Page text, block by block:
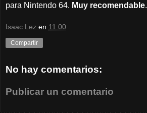
para Nintendo 64. Muy recomendable.
Isaac Lez en 11:00
Compartir
No hay comentarios:
Publicar un comentario